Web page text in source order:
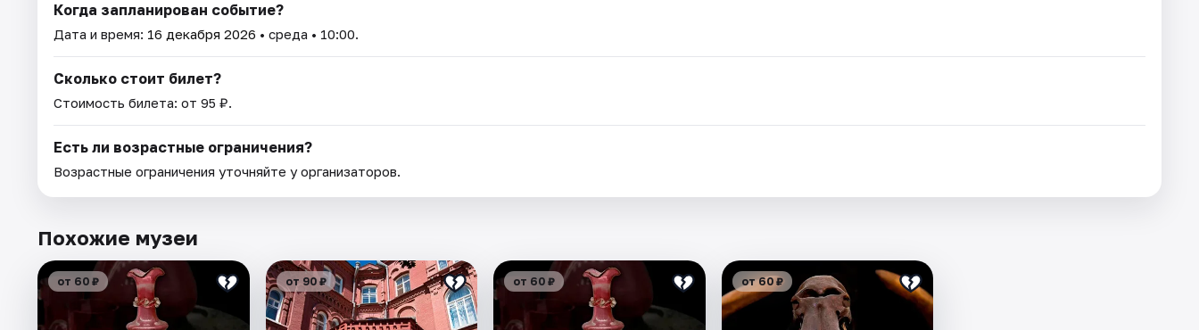
Когда запланирован событие?
Дата и время: 16 декабря 2026 • среда • 10:00.
Сколько стоит билет?
Стоимость билета: от 95 ₽.
Есть ли возрастные ограничения?
Возрастные ограничения уточняйте у организаторов.
Похожие музеи
от 60 ₽ от 90 ₽ от 60 ₽ от 60 ₽